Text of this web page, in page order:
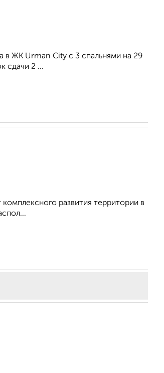
в ЖК Urman City с 3 спальнями на 29
сдачи 2 ...
развития территории в